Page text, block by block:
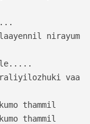
nirayum
vaa
thammil
thammil